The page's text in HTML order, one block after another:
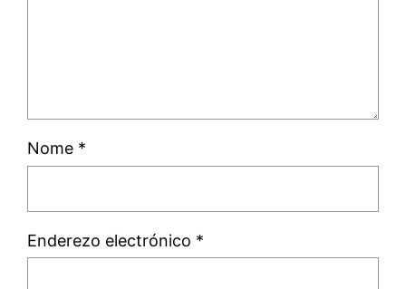
Nome *
Enderezo electrónico *